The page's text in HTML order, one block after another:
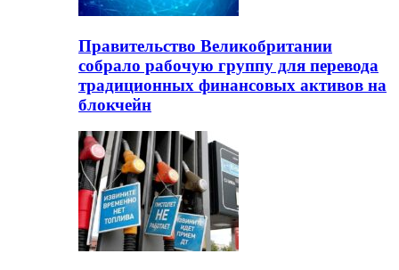
Правительство Великобритании
собрало рабочую группу для перевода
традиционных финансовых активов на
блокчейн